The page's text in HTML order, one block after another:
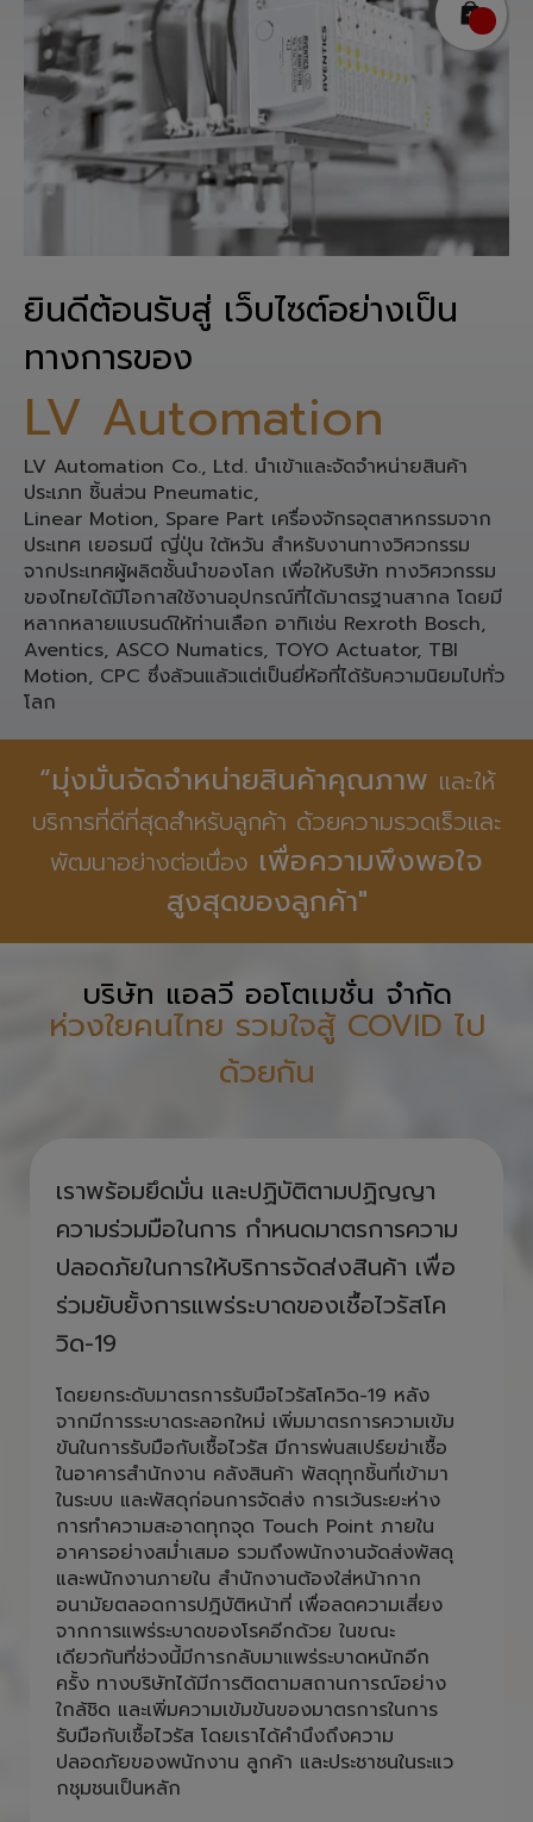
ยินดีต้อนรับสู่ เว็บไซต์อย่างเป็น
ทางการของ
LV Automation
LV Automation Co., Ltd. นำเข้าและจัดจำหน่ายสินค้า
ประเภท ชิ้นส่วน Pneumatic,
Linear Motion, Spare Part เครื่องจักรอุตสาหกรรมจาก
ประเทศ เยอรมนี ญี่ปุ่น ใต้หวัน สำหรับงานทางวิศวกรรม
จากประเทศผู้ผลิตชั้นนำของโลก เพื่อให้บริษัท ทางวิศวกรรม
ของไทยได้มีโอกาสใช้งานอุปกรณ์ที่ได้มาตรฐานสากล โดยมี
หลากหลายแบรนด์ให้ท่านเลือก อาทิเช่น Rexroth Bosch,
Aventics, ASCO Numatics, TOYO Actuator, TBI
Motion, CPC ซึ่งล้วนแล้วแต่เป็นยี่ห้อที่ได้รับความนิยมไปทั่ว
“มุ่งมั่นจัดจำหน่ายสินค้าคุณภาพ และให้
บริการที่ดีที่สุดสำหรับลูกค้า ด้วยความรวดเร็วและ
พัฒนาอย่างต่อเนื่อง เพื่อความพึงพอใจ
สูงสุดของลูกค้า"
บริษัท แอลวี ออโตเมชั่น จำกัด
ห่วงใยคนไทย รวมใจสู้ COVID ไป
ด้วยกัน
เราพร้อมยึดมั่น และปฏิบัติตามปฏิญญา
ความร่วมมือในการ กำหนดมาตรการความ
ปลอดภัยในการให้บริการจัดส่งสินค้า เพื่อ
ร่วมยับยั้งการแพร่ระบาดของเชื้อไวรัสโค
วิด-19
โดยยกระดับมาตรการรับมือไวรัสโควิด-19 หลัง
จากมีการระบาดระลอกใหม่ เพิ่มมาตรการความเข้ม
ข้นในการรับมือกับเชื้อไวรัส มีการพ่นสเปร์ยฆ่าเชื้อ
ในอาคารสำนักงาน คลังสินค้า พัสดุทุกชิ้นที่เข้ามา
ในระบบ และพัสดุก่อนการจัดส่ง การเว้นระยะห่าง
การทำความสะอาดทุกจุด Touch Point ภายใน
อาคารอย่างสม่ำเสมอ รวมถึงพนักงานจัดส่งพัสดุ
และพนักงานภายใน สำนักงานต้องใส่หน้ากาก
อนามัยตลอดการปฎิบัติหน้าที่ เพื่อลดความเสี่ยง
จากการแพร่ระบาดของโรคอีกด้วย ในขณะ
เดียวกันที่ช่วงนี้มีการกลับมาแพร่ระบาดหนักอีก
ครั้ง ทางบริษัทได้มีการติดตามสถานการณ์อย่าง
ใกล้ชิด และเพิ่มความเข้มข้นของมาตรการในการ
รับมือกับเชื้อไวรัส โดยเราได้คำนึงถึงความ
ปลอดภัยของพนักงาน ลูกค้า และประชาชนในระแว
กชุมชนเป็นหลัก